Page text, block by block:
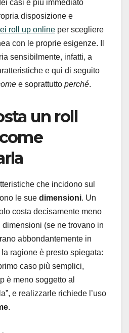
casi è più immediato
disposizione e
roll up online per scegliere
con le proprie esigenze. Il
sensibilmente, infatti, a
e qui di seguito
e soprattutto perché.
un roll
che incidono sul
le sue dimensioni. Un
costa decisamente meno
(se ne trovano in
abbondantemente in
ragione è presto spiegata:
caso più semplici,
è meno soggetto al
e realizzarle richiede l’uso
.